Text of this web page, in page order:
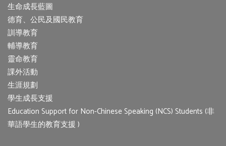
生命成長藍圖
德育、公民及國民教育
訓導教育
輔導教育
靈命教育
課外活動
生涯規劃
學生成長支援
Education Support for Non-Chinese Speaking (NCS) Students (非
華語學生的教育支援 )